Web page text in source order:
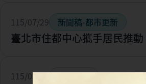
115/07/29 新聞稿-都市更新
115/07/28 一般公告